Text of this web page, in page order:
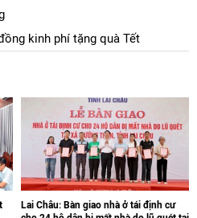
kinh phí tặng quà Tết
Lai Châu: Bàn giao nhà ở tái định cư